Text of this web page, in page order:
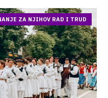
ZA NJIHOV RAD I TRUD